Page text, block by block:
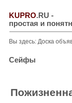
KUPRO.RU -
простая и
Вы здесь: Доска
Сейфы